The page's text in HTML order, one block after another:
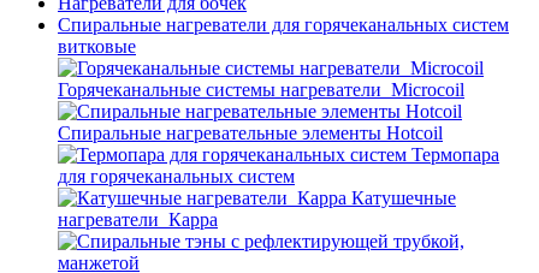
Спиральные нагреватели для горячеканальных систем
витковые
Горячеканальные системы нагреватели_Microcoil
Спиральные нагревательные элементы Hotcoil
Термопара
для горячеканальных систем
Катушечные
нагреватели_Карра